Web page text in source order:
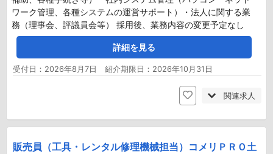
ワーク管理、各種システムの運営サポート）・法人に関する業
務（理事会、評議員会等） 採用後、業務内容の変更予定なし
詳細を見る
受付日：2026年8月7日 紹介期限日：2026年10月31日
関連求人
販売員（工具・レンタル修理機械担当）コメリＰＲＯ土